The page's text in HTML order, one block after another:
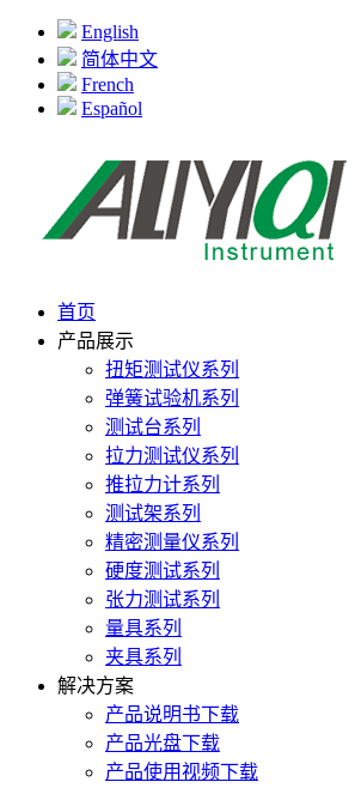
English
简体中文
French
Español
首页
产品展示
扭矩测试仪系列
弹簧试验机系列
测试台系列
拉力测试仪系列
推拉力计系列
测试架系列
精密测量仪系列
硬度测试系列
张力测试系列
量具系列
夹具系列
解决方案
产品说明书下载
产品光盘下载
产品使用视频下载